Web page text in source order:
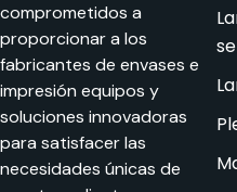
comprometidos a
proporcionar a los
fabricantes de envases e
impresión equipos y
soluciones innovadoras
para satisfacer las
necesidades únicas de